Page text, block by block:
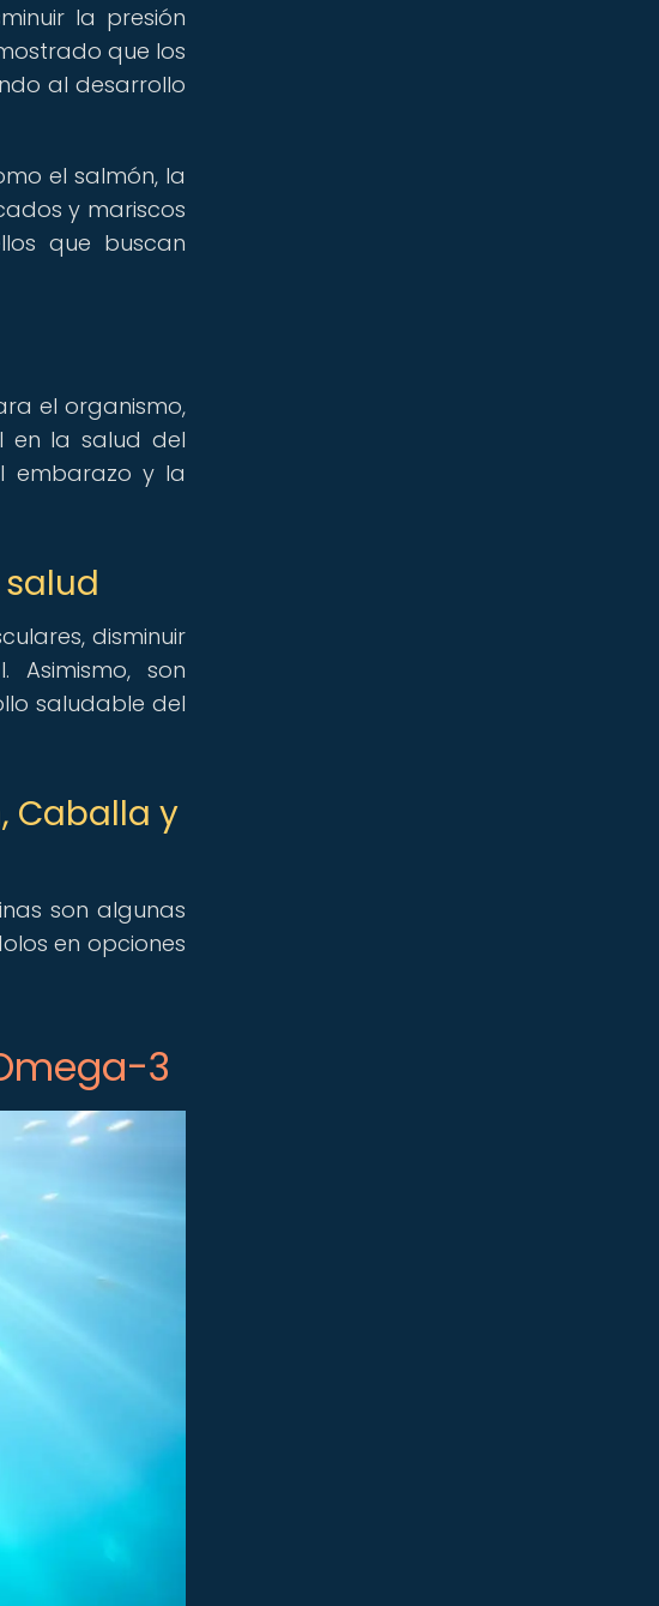
la presión
que los
al desarrollo
el salmón, la
y mariscos
que buscan
el organismo,
en la salud del
embarazo y la
disminuir
son
saludable del
Caballa y
son algunas
en opciones
3